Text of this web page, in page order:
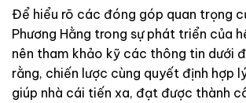
Để hiểu rõ các đóng góp quan trọng
Phương Hằng trong sự phát triển của
nên tham khảo kỹ các thông tin dưới
rằng, chiến lược cùng quyết định hợp
giúp nhà cái tiến xa, đạt được thành